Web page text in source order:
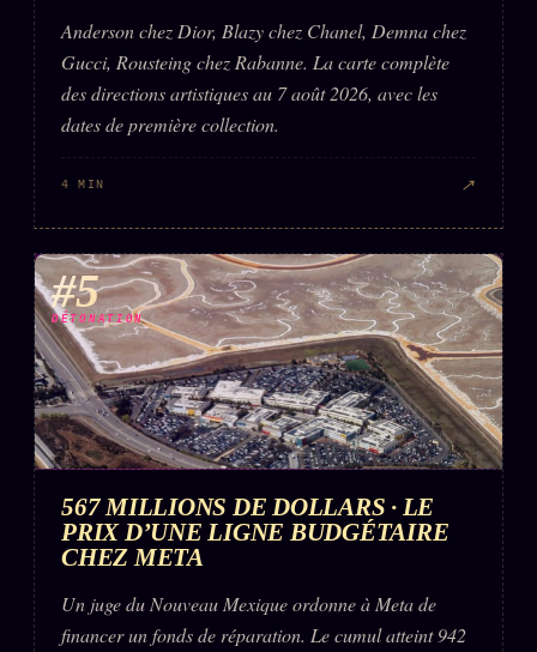
Anderson chez Dior, Blazy chez Chanel, Demna chez
Gucci, Rousteing chez Rabanne. La carte complète
des directions artistiques au 7 août 2026, avec les
dates de première collection.
4 MIN ↗
#5
DÉTONATION
567 MILLIONS DE DOLLARS · LE
PRIX D’UNE LIGNE BUDGÉTAIRE
CHEZ META
Un juge du Nouveau Mexique ordonne à Meta de
financer un fonds de réparation. Le cumul atteint 942